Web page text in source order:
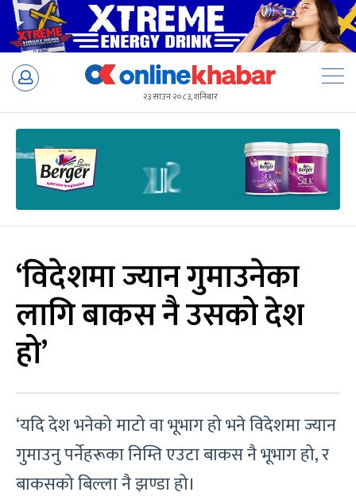
Skip
२३ साउन २०८३, शनिबार
‘विदेशमा ज्यान गुमाउनेका
लागि बाकस नै उसको देश
हो’
‘यदि देश भनेको माटो वा भूभाग हो भने विदेशमा ज्यान
गुमाउनु पर्नेहरूका निम्ति एउटा बाकस नै भूभाग हो, र
बाकसको बिल्ला नै झण्डा हो।